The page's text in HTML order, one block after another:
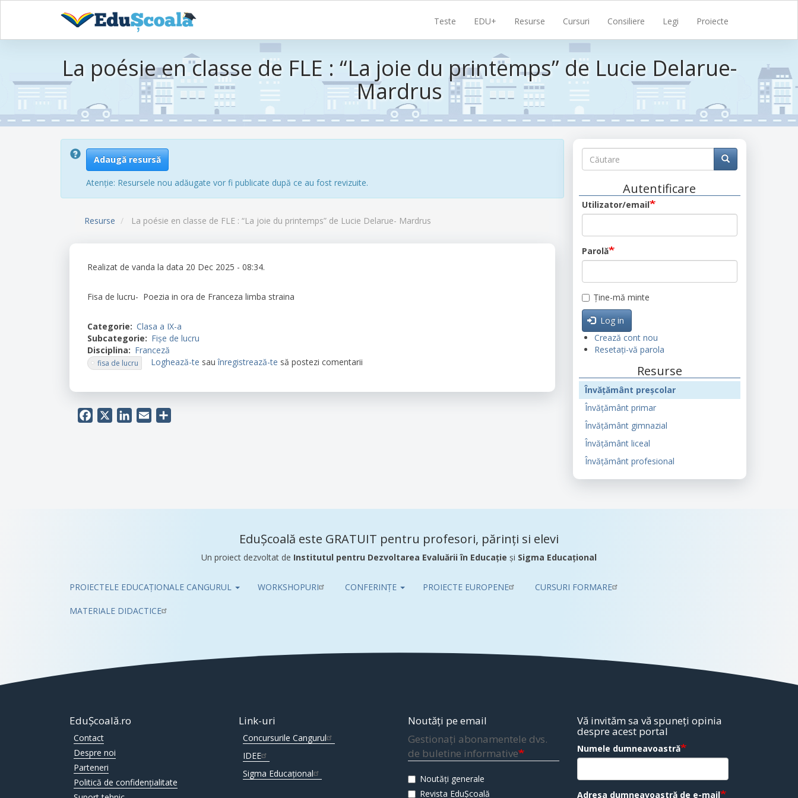
Sari
principală
Teste EDU+ Resurse Cursuri Consiliere Legi Proiecte
La poésie en classe de FLE : “La joie du printemps” de Lucie Delarue-
Mardrus
Adaugă resursă
Atenție: Resursele nou adăugate vor fi publicate după ce au fost revizuite.
Resurse La poésie en classe de FLE : “La joie du printemps” de Lucie Delarue- Mardrus
Realizat de vanda la data 20 Dec 2025 - 08:34.
Fisa de lucru- Poezia in ora de Franceza limba straina
Categorie
Clasa a IX-a
Subcategorie
Fișe de lucru
Disciplina
Franceză
fisa de lucru Loghează-te sauînregistrează-te să postezi comentarii
Facebook LinkedIn
Email
Căutare
Căutare Căutare
Autentificare
Utilizator/email
Parolă
Ține-mă minte
Log in
Crează cont nou
Resetați-vă parola
Resurse
Învățământ preșcolar
Învățământ primar
Învățământ gimnazial
Învățământ liceal
Învățământ profesional
EduȘcoală este GRATUIT pentru profesori, părinți si elevi
Un proiect dezvoltat de Institutul pentru Dezvoltarea Evaluării în Educație și Sigma Educațional
Pub
PROIECTELE EDUCAȚIONALE CANGURUL WORKSHOPURI CONFERINȚE PROIECTE EUROPENE CURSURI FORMARE
MATERIALE DIDACTICE
EduȘcoală.ro
Contact
Despre noi
Parteneri
Politică de confidențialitate
Link-uri
Concursurile Cangurul
IDEE
Sigma Educațional
Noutăți pe email
Gestionați abonamentele dvs.
de buletine informative
Noutăți generale
Revista EduȘcoală
Vă invităm sa vă spuneți opinia
despre acest portal
Numele dumneavoastră
Adresa dumneavoastră de e-mail